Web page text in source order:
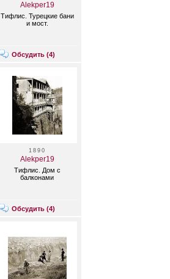
Alekper19
Тифлис. Турецкие бани
и мост.
Обсудить (4)
1890
Alekper19
Тифлис. Дом с
балконами
Обсудить (4)